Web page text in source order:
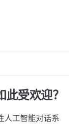
受欢迎？
人工智能对话系